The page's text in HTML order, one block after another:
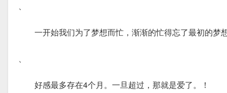
、
一开始我们为了梦想而忙，渐渐的忙得忘了最初的梦
、
好感最多存在4个月。一旦超过，那就是爱了。！